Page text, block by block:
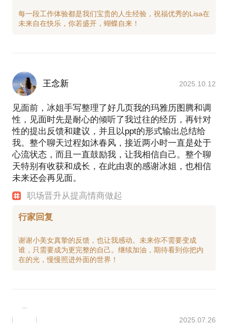
每一段工作体验都是我们宝贵的人生经验，祝福优秀的Lisa在
王念新 2025.10.12
见面前，冰姐手写整理了好几页我的玛雅历图腾和调
性，见面时先是耐心的倾听了我过往的经历，再针对
性的提出反馈和建议，并且以ppt的形式输出总结给
我。整个聊天过程如沐春风，接近两小时一直是处于
心流状态，而且一直鼓励我，让我相信自己。整个聊
天特别有收获和成长，在此由衷的感谢冰姐，也相信
未来还会再见面。
职场晋升从提高情商做起
行家回复
谢谢小美女真挚的反馈，也让我感动。未来你不需要变成
谁，只需要成为更完整的自己。继续加油，期待看到你把内
2025.07.26